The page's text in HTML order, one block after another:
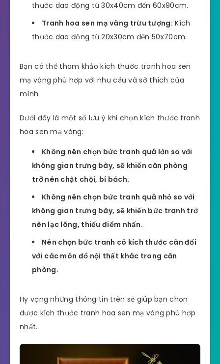
thước dao động từ 30x40cm đến 60x90cm.
Tranh hoa sen mạ vàng trừu tượng: Kích
thước dao động từ 20x30cm đến 50x70cm.
Bạn có thể tham khảo kích thước tranh hoa sen
mạ vàng phù hợp với nhu cầu và sở thích của
mình.
Dưới đây là một số lưu ý khi chọn kích thước tranh
hoa sen mạ vàng:
Không nên chọn bức tranh quá lớn so với
không gian trưng bày, sẽ khiến căn phòng
trở nên chật chội, bí bách.
Không nên chọn bức tranh quá nhỏ so với
không gian trưng bày, sẽ khiến bức tranh trở
nên lạc lõng, thiếu điểm nhấn.
Nên chọn bức tranh có kích thước cân đối
với các món đồ nội thất khác trong căn
phòng.
Hy vọng những thông tin trên sẽ giúp bạn chọn
được kích thước tranh hoa sen mạ vàng phù hợp
nhất.